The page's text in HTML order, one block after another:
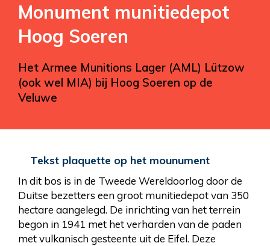
Monument munitiedepot
Hoog Soeren
Het Armee Munitions Lager (AML) Lützow
(ook wel MIA) bij Hoog Soeren op de
Veluwe
Tekst plaquette op het mounument
In dit bos is in de Tweede Wereldoorlog door de
Duitse bezetters een groot munitiedepot van 350
hectare aangelegd. De inrichting van het terrein
begon in 1941 met het verharden van de paden
met vulkanisch gesteente uit de Eifel. Deze